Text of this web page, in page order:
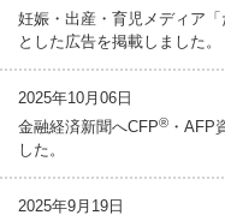
妊娠・出産・育児メディア
とした広告を掲載しました。
2025年10月06日
金融経済新聞へCFP® ・AFP
した。
2025年9月19日